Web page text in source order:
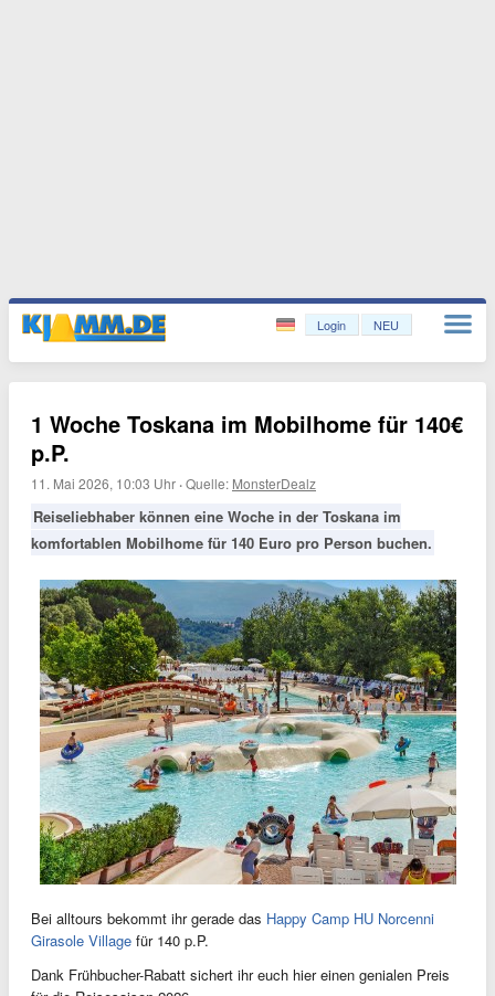
Login NEU
1 Woche Toskana im Mobilhome für 140€
p.P.
11. Mai 2026, 10:03 Uhr ·Quelle: MonsterDealz
Reiseliebhaber können eine Woche in der Toskana im
komfortablen Mobilhome für 140 Euro pro Person buchen.
Bei alltours bekommt ihr gerade das Happy Camp HU Norcenni
Girasole Village für 140 p.P.
Dank Frühbucher-Rabatt sichert ihr euch hier einen genialen Preis